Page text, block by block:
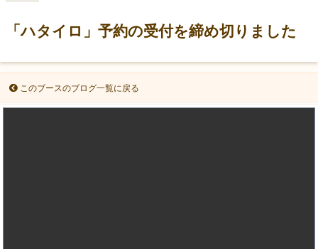
「ハタイロ」予約の受付を締め切りました
このブースのブログ一覧に戻る